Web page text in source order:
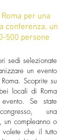
per una
conferenza, un
500 persone
sedi selezionate
un evento
Scoprite su
locali di Roma
Se state
una
un compleanno o
volete che il tutto